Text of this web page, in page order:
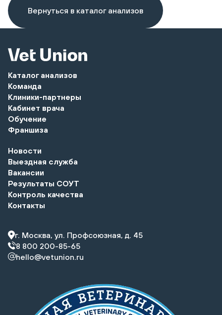
Вернуться в каталог анализов
Каталог анализов
Команда
Клиники-партнеры
Кабинет врача
Обучение
Франшиза
Новости
Выездная служба
Вакансии
Результаты СОУТ
Контроль качества
Контакты
г. Москва, ул. Профсоюзная, д. 45
8 800 200-85-65
hello@vetunion.ru